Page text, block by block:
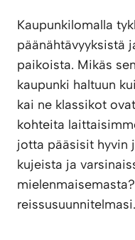
Kaupunkilomalla
päänähtävyyksistä
paikoista. Mikäs
kaupunki haltuun
kai ne klassikot
kohteita
jotta pääsisit hyvin
kujeista ja
reissusuunnitelmasi.